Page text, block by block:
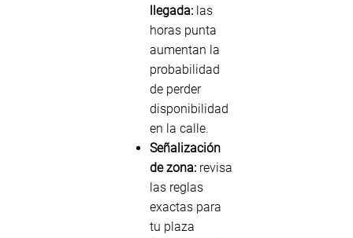
llegada: las
horas punta
aumentan la
probabilidad
de perder
disponibilidad
en la calle.
Señalización
de zona: revisa
las reglas
exactas para
tu plaza